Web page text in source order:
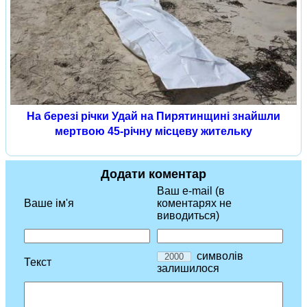
На березі річки Удай на Пирятинщині знайшли
мертвою 45-річну місцеву жительку
Додати коментар
Ваше ім'я
Ваш e-mail (в
коментарях не
виводиться)
Текст
символів
залишилося